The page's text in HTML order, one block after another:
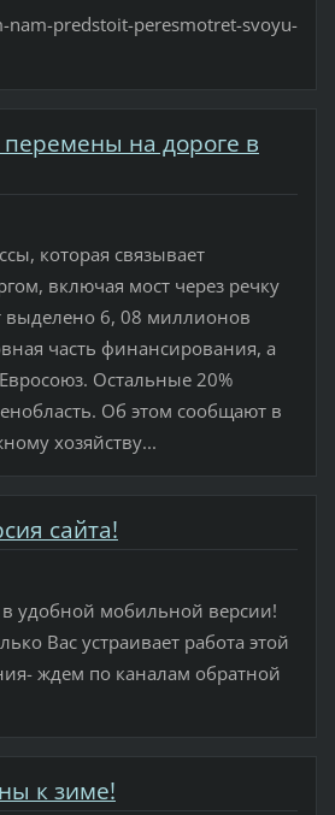
predstoit-peresmotret-svoyu-
на дороге в
которая связывает
включая мост через речку
выделено 6, 08 миллионов
часть финансирования, а
Остальные 20%
Об этом сообщают в
хозяйству...
сайта!
в удобной мобильной версии!
Вас устраивает работа этой
ждем по каналам обратной
к зиме!